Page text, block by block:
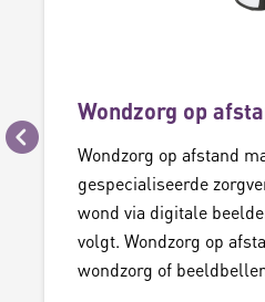
Vorige
Wondzorg op
Wondzorg op afstand
gespecialiseerde
wond via digitale
volgt. Wondzorg op
wondzorg of